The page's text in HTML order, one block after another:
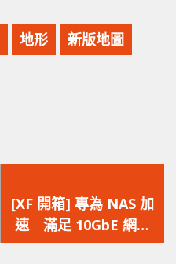
地形 新版地圖
一
篇
文
[XF 開箱] 專為 NAS 加
速 滿足 10GbE 網絡
應用 Western